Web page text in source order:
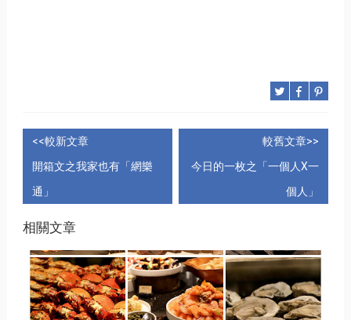
<<較新文章
開箱文之我家也有「網樂
通」
較舊文章>>
今日的一枚之「一個人X一
個人」
相關文章